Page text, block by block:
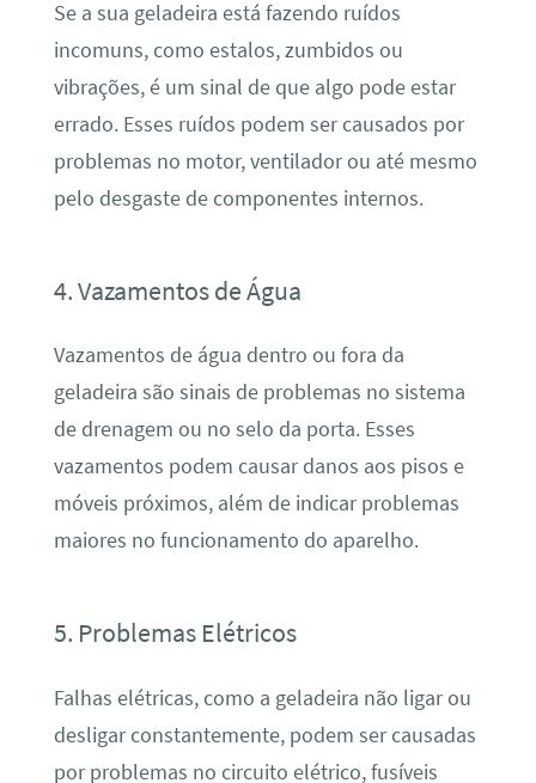
Se a sua geladeira está fazendo ruídos
incomuns, como estalos, zumbidos ou
vibrações, é um sinal de que algo pode estar
errado. Esses ruídos podem ser causados por
problemas no motor, ventilador ou até mesmo
pelo desgaste de componentes internos.
4. Vazamentos de Água
Vazamentos de água dentro ou fora da
geladeira são sinais de problemas no sistema
de drenagem ou no selo da porta. Esses
vazamentos podem causar danos aos pisos e
móveis próximos, além de indicar problemas
maiores no funcionamento do aparelho.
5. Problemas Elétricos
Falhas elétricas, como a geladeira não ligar ou
desligar constantemente, podem ser causadas
por problemas no circuito elétrico, fusíveis